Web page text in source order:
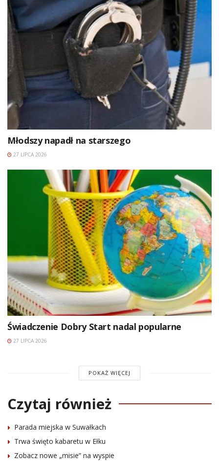
Młodszy napadł na starszego
27 LIPCA 2026
Świadczenie Dobry Start nadal popularne
27 LIPCA 2026
POKAŻ WIĘCEJ
Czytaj również
Parada miejska w Suwałkach
Trwa święto kabaretu w Ełku
Zobacz nowe „misie” na wyspie